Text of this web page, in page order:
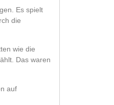
Es spielt
die
wie die
Das waren
auf